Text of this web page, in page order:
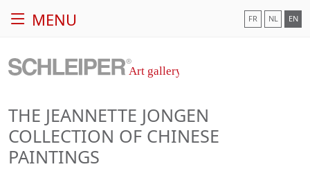
MENU FR NL EN
THE JEANNETTE JONGEN
COLLECTION OF CHINESE
PAINTINGS